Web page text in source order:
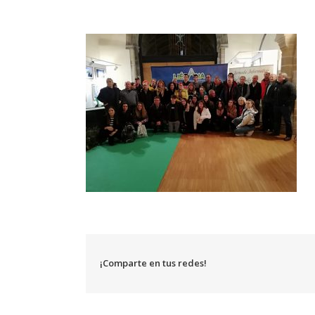
¡Comparte en tus redes!